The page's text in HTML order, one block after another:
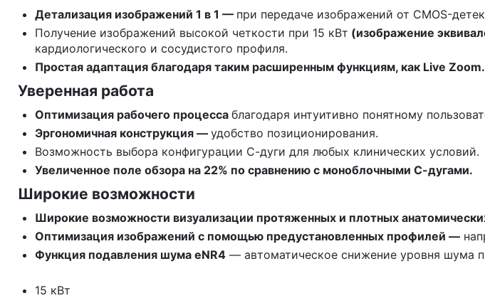
Детализация изображений 1 в 1 — при передаче изображений от CMOS-
Получение изображений высокой четкости при 15 кВт (изображение
кардиологического и сосудистого профиля.
Простая адаптация благодаря таким расширенным функциям, как Live Zoom.
Уверенная работа
Оптимизация рабочего процесса благодаря интуитивно понятному
Эргономичная конструкция — удобство позиционирования.
Возможность выбора конфигурации С-дуги для любых клинических условий.
Увеличенное поле обзора на 22% по сравнению с моноблочными С-дугами.
Широкие возможности
Широкие возможности визуализации протяженных и плотных
Оптимизация изображений с помощью предустановленных профилей —
Функция подавления шума eNR4 — автоматическое снижение уровня шума
15 кВт